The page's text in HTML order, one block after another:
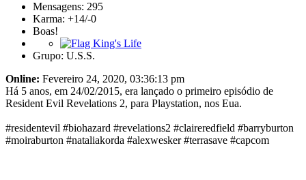
Mensagens: 295
Karma: +14/-0
Boas!
Grupo: U.S.S.
Online: Fevereiro 24, 2020, 03:36:13 pm
Há 5 anos, em 24/02/2015, era lançado o primeiro episódio de
Resident Evil Revelations 2, para Playstation, nos Eua.
#residentevil #biohazard #revelations2 #claireredfield #barryburton
#moiraburton #nataliakorda #alexwesker #terrasave #capcom